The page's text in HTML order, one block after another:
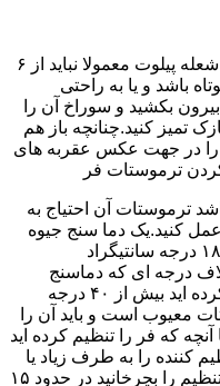
رنگ شعله پیلوت باید آبی باشد و طول شعله پیلوت معمولا نباید از ۶
باشد و یا به راحتی
بکشید و سوراخ آن را
تمیز کنید.چنانچه باز هم
را در جهت عکس عقربه های
ترموستات فر
ترموستات آن احتیاج به
کنید.یک دما سنج جیوه
ای در فر گذاشته و درجه فر را روی ۱۸۰ درجه سانتیگراد
۱۰ تا ۲۰ دقیقه اختلاف درجه ای که دماسنج
نشان می دهد با آنچه که فر را تنظیم کرده اید بیش از ۴۰ درجه
معیوب است و باید آن را
که فر را تنظیم کرده اید
کننده را به طرف زیاد یا
کم بچرخانید.هر یک چهارم دور که پیچ تنظیم را بچرخانید در حدود ۱۵